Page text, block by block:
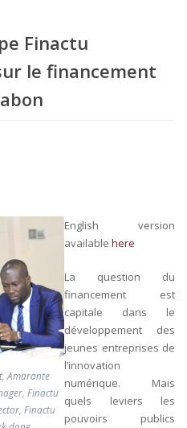
Finactu
le financement
Amarante
Finactu
Finactu
English version
available here
La question du
financement est
capitale dans le
développement des
jeunes entreprises de
l’innovation
numérique. Mais
quels leviers les
pouvoirs publics